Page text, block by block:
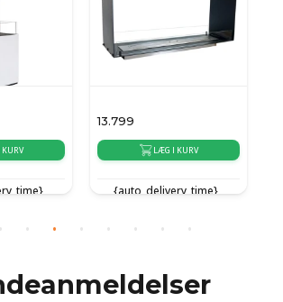
13.799
LÆG I KURV
{auto_delivery_time}